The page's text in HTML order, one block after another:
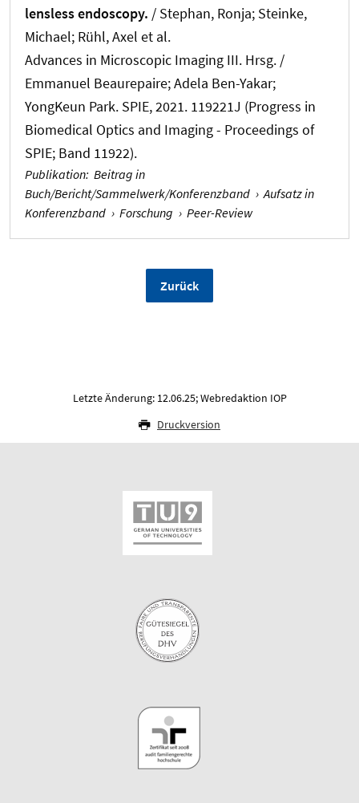
lensless endoscopy. / Stephan, Ronja; Steinke,
Michael; Rühl, Axel et al.
Advances in Microscopic Imaging III. Hrsg. /
Emmanuel Beaurepaire; Adela Ben-Yakar;
YongKeun Park. SPIE, 2021. 119221J (Progress in
Biomedical Optics and Imaging - Proceedings of
SPIE; Band 11922).
Publikation: Beitrag in
Buch/Bericht/Sammelwerk/Konferenzband › Aufsatz in
Konferenzband › Forschung › Peer-Review
Zurück
Letzte Änderung: 12.06.25; Webredaktion IOP
Druckversion